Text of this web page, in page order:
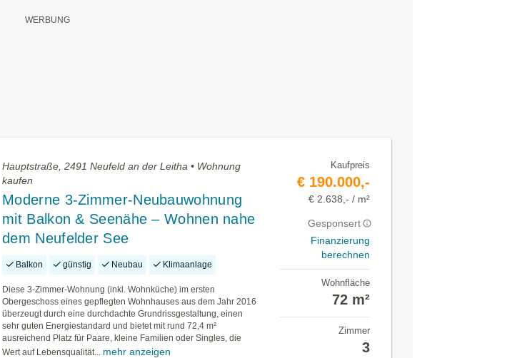
Hauptstraße, 2491 Neufeld an der Leitha • Wohnung
kaufen
Moderne 3-Zimmer-Neubauwohnung
mit Balkon & Seenähe – Wohnen nahe
dem Neufelder See
Balkon günstig Neubau Klimaanlage
Diese 3-Zimmer-Wohnung (inkl. Wohnküche) im ersten
Obergeschoss eines gepflegten Wohnhauses aus dem Jahr 2016
überzeugt durch eine durchdachte Grundrissgestaltung, einen
sehr guten Energiestandard und bietet mit rund 72,4 m²
ausreichend Platz für Paare, kleine Familien oder Singles, die
Wert auf Lebensqualität... mehr anzeigen
Kaufpreis
€ 190.000,-
€ 2.638,- / m²
Gesponsert
Finanzierung
berechnen
Wohnfläche
72 m²
Zimmer
3